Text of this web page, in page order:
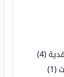
(4)
(1)